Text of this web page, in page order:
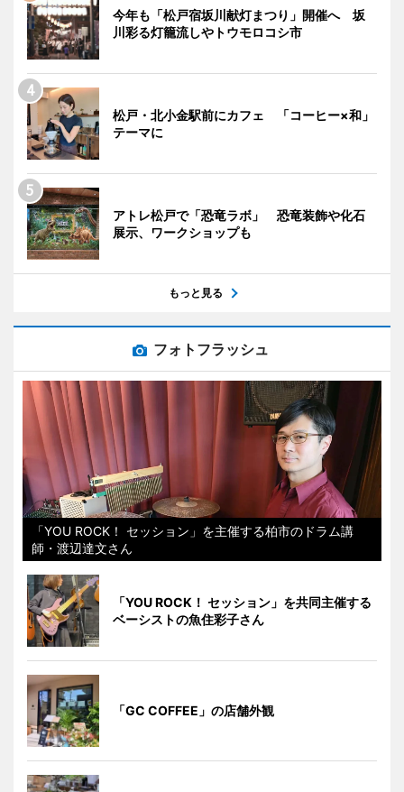
今年も「松戸宿坂川献灯まつり」開催へ 坂
川彩る灯籠流しやトウモロコシ市
松戸・北小金駅前にカフェ 「コーヒー×和」
テーマに
アトレ松戸で「恐竜ラボ」 恐竜装飾や化石
展示、ワークショップも
もっと見る
フォトフラッシュ
「YOU ROCK！ セッション」を主催する柏市のドラム講
師・渡辺達文さん
「YOU ROCK！ セッション」を共同主催する
ベーシストの魚住彩子さん
「GC COFFEE」の店舗外観